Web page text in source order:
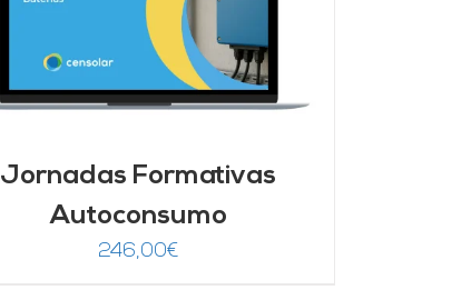
Jornadas Formativas
Autoconsumo
246,00€